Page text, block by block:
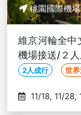
桃園國際機
維京河輪全中
機場接送/２人
2人成行 世